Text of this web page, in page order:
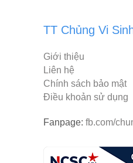
TT Chủng Vi
Giới thiệu
Liên hệ
Chính sách bảo mật
Điều khoản sử dụng
Fanpage: fb.com/